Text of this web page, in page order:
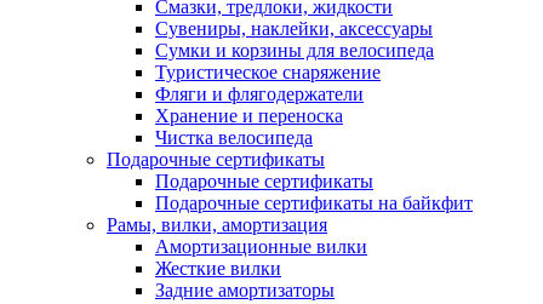
Смазки, тредлоки, жидкости
Сувениры, наклейки, аксессуары
Сумки и корзины для велосипеда
Туристическое снаряжение
Фляги и флягодержатели
Хранение и переноска
Чистка велосипеда
Подарочные сертификаты
Подарочные сертификаты
Подарочные сертификаты на байкфит
Рамы, вилки, амортизация
Амортизационные вилки
Жесткие вилки
Задние амортизаторы